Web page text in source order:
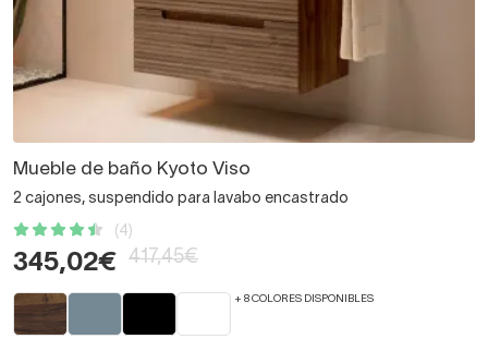
Mueble de baño Kyoto Viso
2 cajones, suspendido para lavabo encastrado
(4)
345,02€ 417,45€
+ 8 COLORES DISPONIBLES